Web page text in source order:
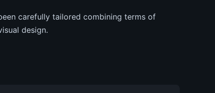
carefully tailored combining terms of
design.